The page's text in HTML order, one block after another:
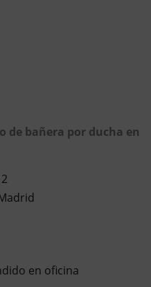
de bañera por ducha en
en oficina